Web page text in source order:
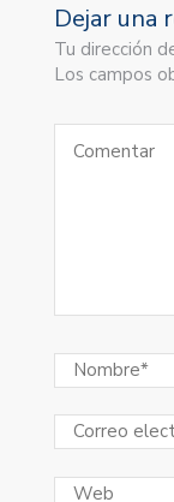
Dejar una
Tu dirección
Los campos